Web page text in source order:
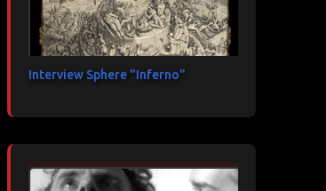
Interview Sphere "Inferno"